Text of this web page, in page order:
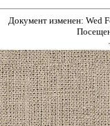
Документ изменен: Wed